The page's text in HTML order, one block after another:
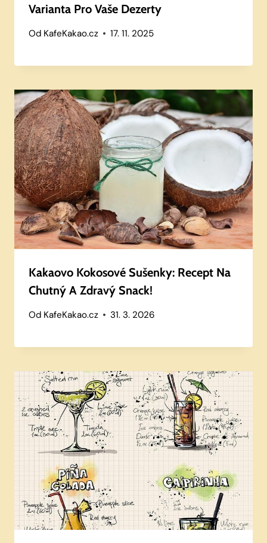
Varianta Pro Vaše Dezerty
Od KafeKakao.cz 17. 11. 2025
Kakaovo Kokosové Sušenky: Recept Na
Chutný A Zdravý Snack!
Od KafeKakao.cz 31. 3. 2026